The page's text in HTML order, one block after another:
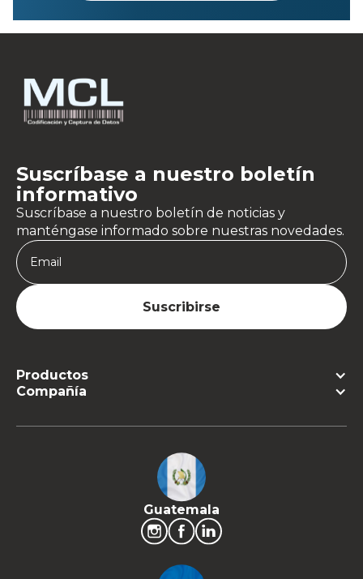
Suscríbase a nuestro boletín
informativo
Suscríbase a nuestro boletín de noticias y
manténgase informado sobre nuestras novedades.
Productos
Compañía
Guatemala